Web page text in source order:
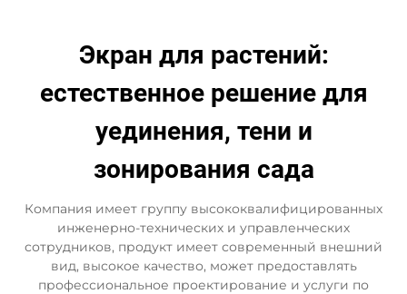
Контакт
Экран для растений:
естественное решение для
уединения, тени и
зонирования сада
Компания имеет группу высококвалифицированных
инженерно-технических и управленческих
сотрудников, продукт имеет современный внешний
вид, высокое качество, может предоставлять
профессиональное проектирование и услуги по